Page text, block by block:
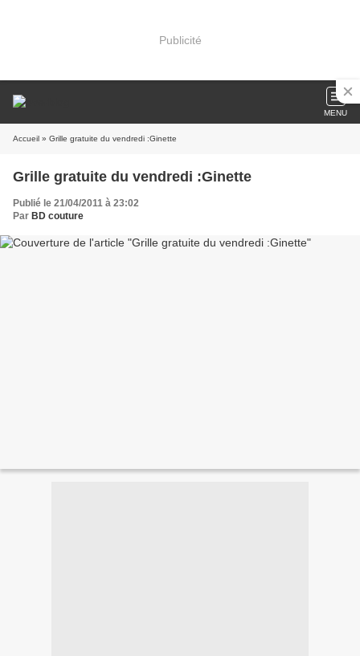
Publicité
MENU
Accueil » Grille gratuite du vendredi :Ginette
Grille gratuite du vendredi :Ginette
Publié le 21/04/2011 à 23:02
Par BD couture